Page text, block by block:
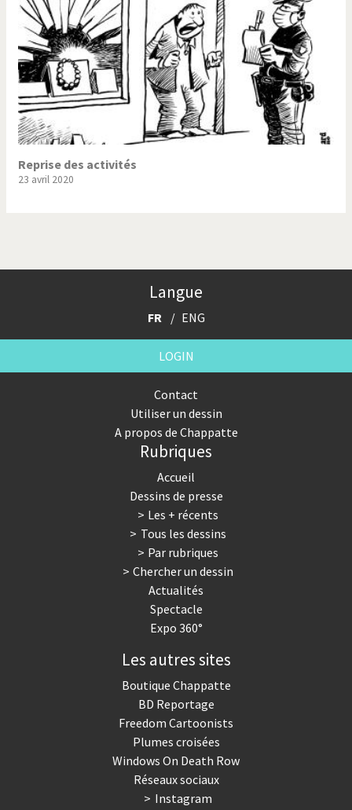
Reprise des activités
23 avril 2020
Langue
FR ENG
LOGIN
Contact
Utiliser un dessin
A propos de Chappatte
Rubriques
Accueil
Dessins de presse
Les + récents
Tous les dessins
Par rubriques
Chercher un dessin
Actualités
Spectacle
Expo 360°
Les autres sites
Boutique Chappatte
BD Reportage
Freedom Cartoonists
Plumes croisées
Windows On Death Row
Réseaux sociaux
Instagram